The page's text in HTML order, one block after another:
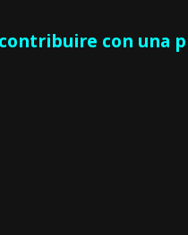
con una